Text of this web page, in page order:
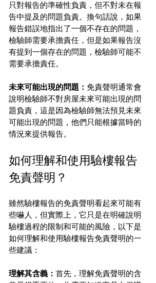
只對報告的準確性負責，但不對未在報
告中提及的問題負責。換句話說，如果
報告錯誤地指出了一個不存在的問題，
檢驗師需要承擔責任，但是如果報告沒
有提到一個存在的問題，檢驗師可能不
需要承擔責任。
未來可能出現的問題： 免責聲明通常會
說明檢驗師不對房屋未來可能出現的問
題負責，這是因為檢驗師無法預見未來
可能出現的問題，他們只能根據當時的
情況來提供報告。
如何理解和使用驗樓報告
免責聲明？
雖然驗樓報告的免責聲明看起來可能有
些嚇人，但實際上，它只是在明確說明
驗樓過程的限制和可能的風險，以下是
如何理解和使用驗樓報告免責聲明的一
些建議：
理解其含義： 首先，理解免責聲明的含